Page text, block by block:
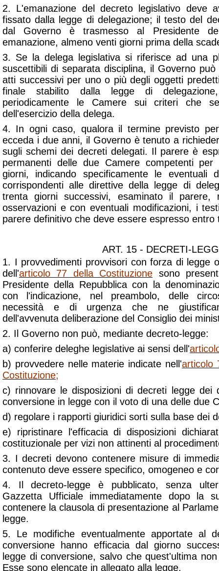
2. L'emanazione del decreto legislativo deve
fissato dalla legge di delegazione; il testo del
dal Governo è trasmesso al Presidente
emanazione, almeno venti giorni prima della
3. Se la delega legislativa si riferisce ad una
suscettibili di separata disciplina, il Governo
atti successivi per uno o più degli oggetti
finale stabilito dalla legge di
periodicamente le Camere sui criteri che
dell'esercizio della delega.
4. In ogni caso, qualora il termine previsto
ecceda i due anni, il Governo è tenuto a
sugli schemi dei decreti delegati. Il parere è
permanenti delle due Camere competenti
giorni, indicando specificamente le eventuali
corrispondenti alle direttive della legge di
trenta giorni successivi, esaminato il
osservazioni e con eventuali modificazioni, i
parere definitivo che deve essere espresso entro
ART. 15 - DECRETI-
1. I provvedimenti provvisori con forza di legge
dell'articolo 77 della Costituzione sono
Presidente della Repubblica con la
con l'indicazione, nel preambolo, delle
necessità e di urgenza che ne
dell'avvenuta deliberazione del Consiglio dei
2. Il Governo non può, mediante decreto-legge:
a) conferire deleghe legislative ai sensi dell'
b) provvedere nelle materie indicate nell'articolo
Costituzione;
c) rinnovare le disposizioni di decreti legge dei
conversione in legge con il voto di una delle due
d) regolare i rapporti giuridici sorti sulla base dei
e) ripristinare l'efficacia di disposizioni
costituzionale per vizi non attinenti al
3. I decreti devono contenere misure di
contenuto deve essere specifico, omogeneo e
4. Il decreto-legge è pubblicato, senza
Gazzetta Ufficiale immediatamente dopo la
contenere la clausola di presentazione al
legge.
5. Le modifiche eventualmente apportate al
conversione hanno efficacia dal giorno
legge di conversione, salvo che quest'ultima
Esse sono elencate in allegato alla legge.